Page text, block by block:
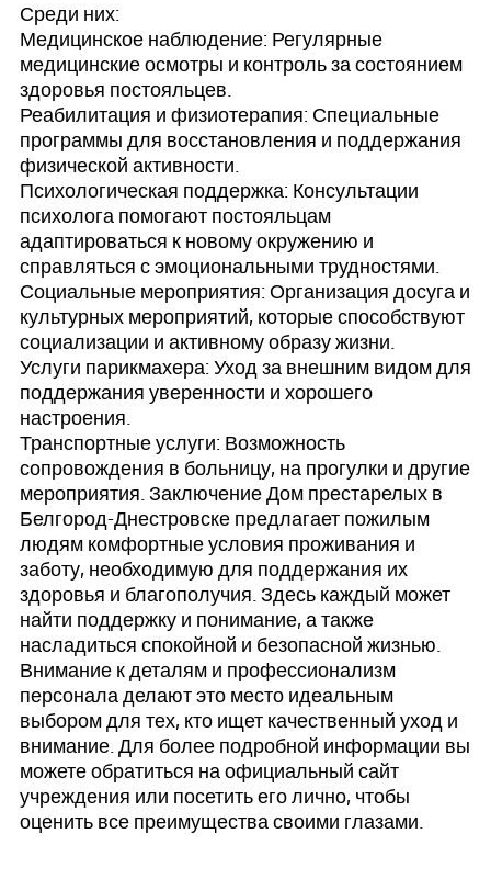
Среди них:
Медицинское наблюдение: Регулярные
медицинские осмотры и контроль за состоянием
здоровья постояльцев.
Реабилитация и физиотерапия: Специальные
программы для восстановления и поддержания
физической активности.
Психологическая поддержка: Консультации
психолога помогают постояльцам
адаптироваться к новому окружению и
справляться с эмоциональными трудностями.
Социальные мероприятия: Организация досуга и
культурных мероприятий, которые способствуют
социализации и активному образу жизни.
Услуги парикмахера: Уход за внешним видом для
поддержания уверенности и хорошего
настроения.
Транспортные услуги: Возможность
сопровождения в больницу, на прогулки и другие
мероприятия. Заключение Дом престарелых в
Белгород-Днестровске предлагает пожилым
людям комфортные условия проживания и
заботу, необходимую для поддержания их
здоровья и благополучия. Здесь каждый может
найти поддержку и понимание, а также
насладиться спокойной и безопасной жизнью.
Внимание к деталям и профессионализм
персонала делают это место идеальным
выбором для тех, кто ищет качественный уход и
внимание. Для более подробной информации вы
можете обратиться на официальный сайт
учреждения или посетить его лично, чтобы
оценить все преимущества своими глазами.